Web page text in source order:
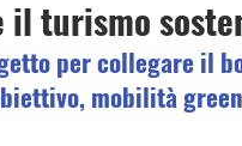
turismo
per collegare il
mobilità